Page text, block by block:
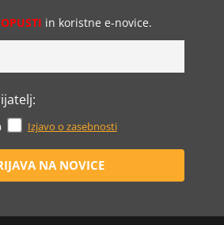
in koristne e-novice.
Izjavo o zasebnosti